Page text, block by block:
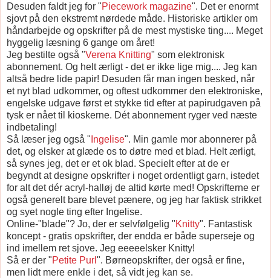
Desuden faldt jeg for "Piecework magazine". Det er enormt
sjovt på den ekstremt nørdede måde. Historiske artikler om
håndarbejde og opskrifter på de mest mystiske ting.... Meget
hyggelig læsning 6 gange om året!
Jeg bestilte også "Verena Knitting" som elektronisk
abonnement. Og helt ærligt - det er ikke lige mig.... Jeg kan
altså bedre lide papir! Desuden får man ingen besked, når
et nyt blad udkommer, og oftest udkommer den elektroniske,
engelske udgave først et stykke tid efter at papirudgaven på
tysk er nået til kioskerne. Dét abonnement ryger ved næste
indbetaling!
Så læser jeg også " Ingelise". Min gamle mor abonnerer på
det, og elsker at glæde os to døtre med et blad. Helt ærligt,
så synes jeg, det er et ok blad. Specielt efter at de er
begyndt at designe opskrifter i noget ordentligt garn, istedet
for alt det dér acryl-halløj de altid kørte med! Opskrifterne er
også generelt bare blevet pænere, og jeg har faktisk strikket
og syet nogle ting efter Ingelise.
Online-"blade"? Jo, der er selvfølgelig "Knitty". Fantastisk
koncept - gratis opskrifter, der endda er både superseje og
ind imellem ret sjove. Jeg eeeeelsker Knitty!
Så er der "Petite Purl ". Børneopskrifter, der også er fine,
men lidt mere enkle i det, så vidt jeg kan se.